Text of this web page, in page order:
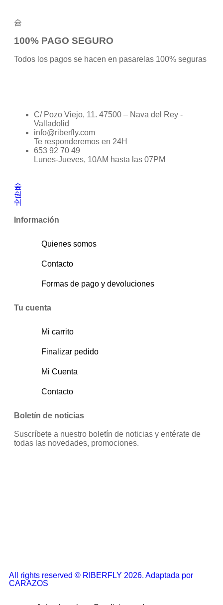
100% PAGO SEGURO
Todos los pagos se hacen en pasarelas 100% seguras
C/ Pozo Viejo, 11. 47500 – Nava del Rey -
Valladolid
info@riberfly.com
Te responderemos en 24H
653 92 70 49
Lunes-Jueves, 10AM hasta las 07PM
Información
Quienes somos
Contacto
Formas de pago y devoluciones
Tu cuenta
Mi carrito
Finalizar pedido
Mi Cuenta
Contacto
Boletín de noticias
Suscríbete a nuestro boletín de noticias y entérate de
todas las novedades, promociones.
All rights reserved © RIBERFLY 2026. Adaptada por
CARAZOS